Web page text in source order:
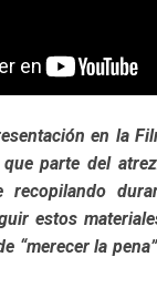
en la
parte del
estos
“merecer la